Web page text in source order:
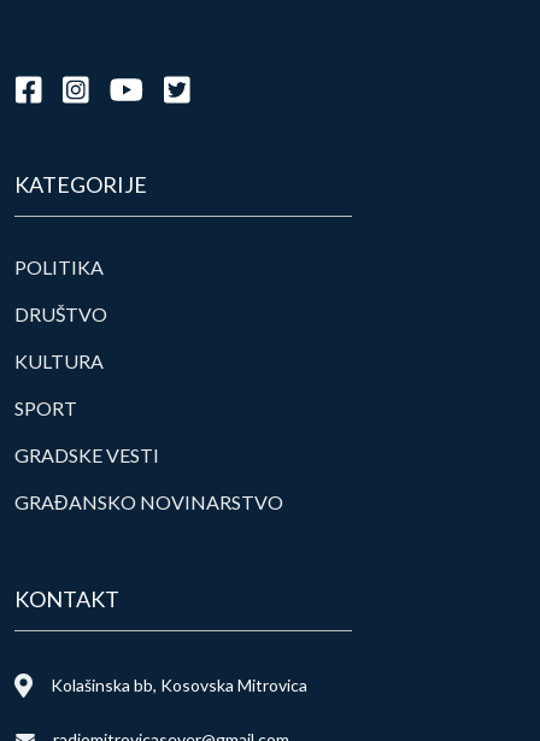
KATEGORIJE
POLITIKA
DRUŠTVO
KULTURA
SPORT
GRADSKE VESTI
GRAĐANSKO NOVINARSTVO
KONTAKT
Kolašinska bb, Kosovska Mitrovica